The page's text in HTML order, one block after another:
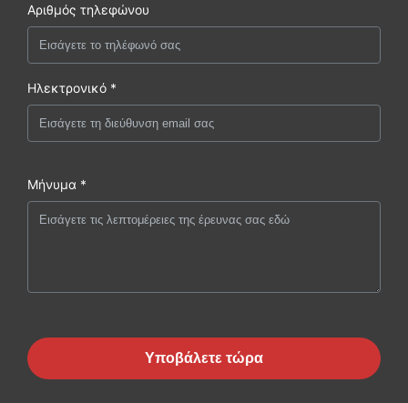
Αριθμός τηλεφώνου
Ηλεκτρονικό *
Μήνυμα *
Υποβάλετε τώρα